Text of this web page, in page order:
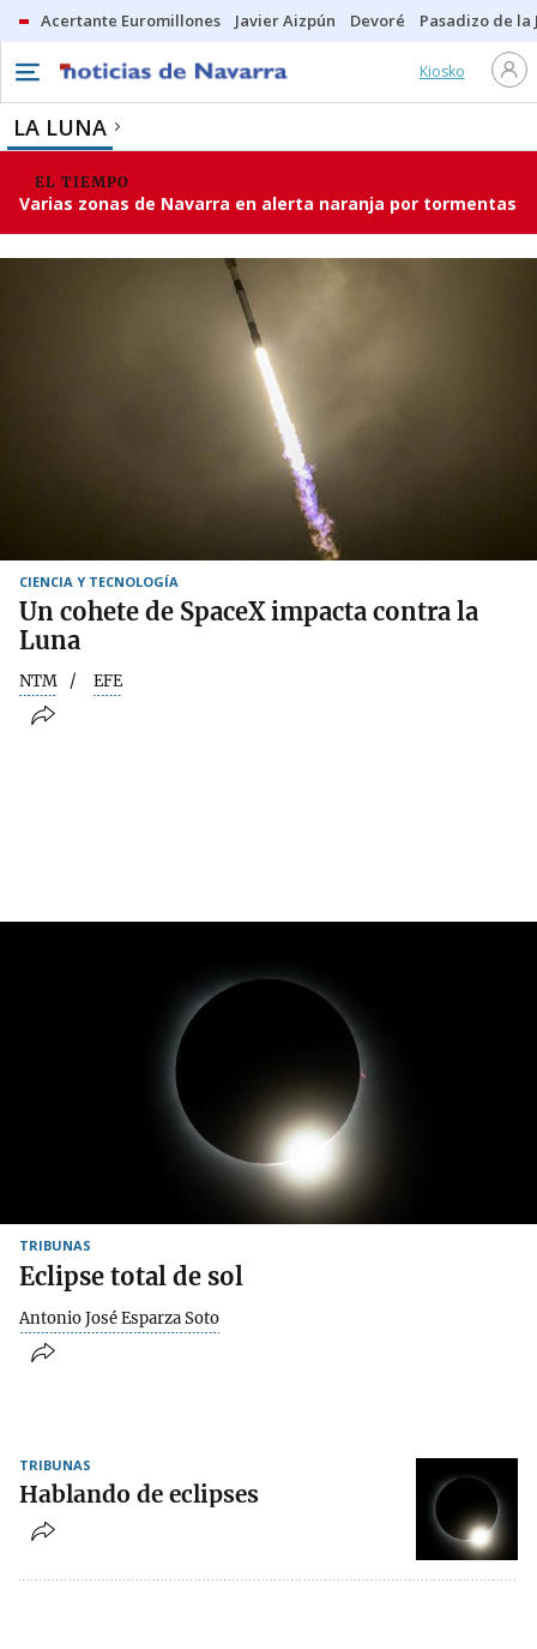
Acertante Euromillones Javier Aizpún Devoré Pasadizo de la
Kiosko
LA LUNA
EL TIEMPO
Varias zonas de Navarra en alerta naranja por tormentas
CIENCIA Y TECNOLOGÍA
Un cohete de SpaceX impacta contra la
Luna
NTM EFE
TRIBUNAS
Eclipse total de sol
Antonio José Esparza Soto
TRIBUNAS
Hablando de eclipses